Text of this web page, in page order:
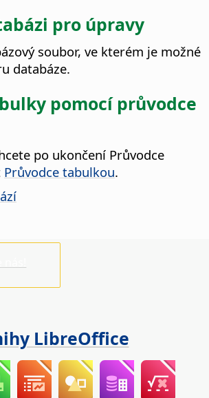
pro úpravy
soubor, ve kterém je možné
databáze.
pomocí průvodce
po ukončení Průvodce
Průvodce tabulkou.
LibreOffice